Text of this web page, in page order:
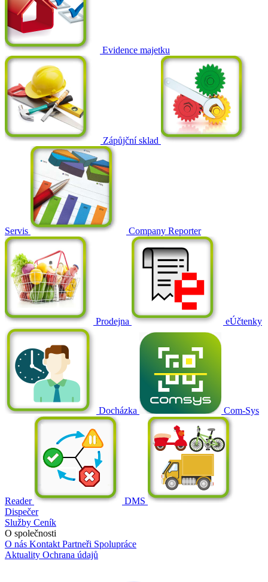
Evidence majetku
Zápůjční sklad
Servis Company Reporter
Prodejna eÚčtenky
Docházka Com-Sys
Reader
DMS
Dispečer
Služby Ceník
O společnosti
O nás Kontakt Partneři Spolupráce
Aktuality Ochrana údajů